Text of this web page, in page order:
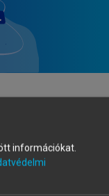
információkat.